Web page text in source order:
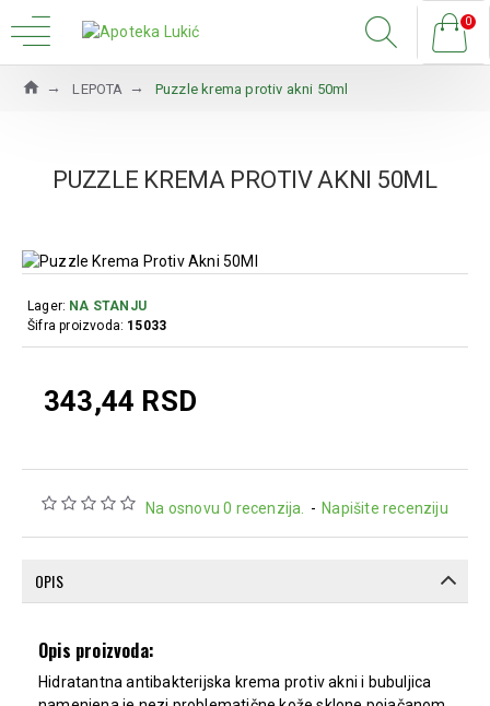
0
LEPOTA Puzzle krema protiv akni 50ml
PUZZLE KREMA PROTIV AKNI 50ML
Na osnovu 0 recenzija. - Napišite recenziju
343,44 RSD
Lager: NA STANJU
Šifra proizvoda: 15033
OPIS
Opis proizvoda:
Hidratantna antibakterijska krema protiv akni i bubuljica